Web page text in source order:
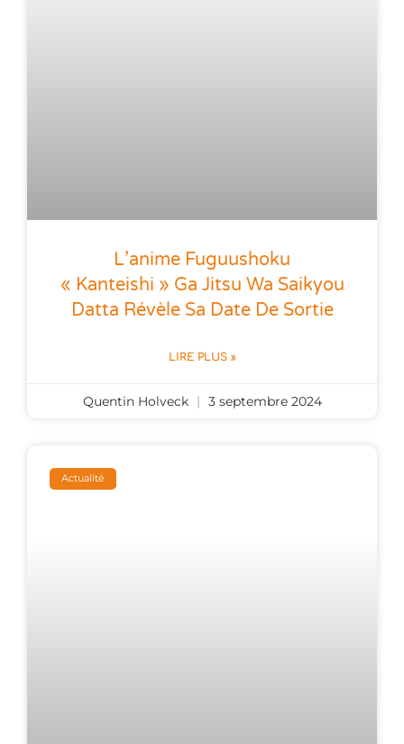
L’anime Fuguushoku
« Kanteishi » Ga Jitsu Wa Saikyou
Datta Révèle Sa Date De Sortie
LIRE PLUS »
Quentin Holveck 3 septembre 2024
Actualité